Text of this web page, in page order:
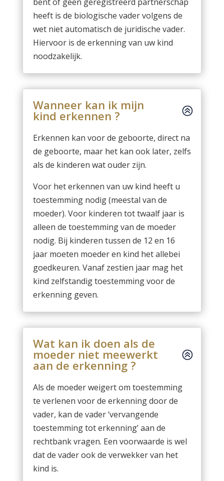
heeft is de biologische vader volgens de
wet niet automatisch de juridische vader.
Hiervoor is de erkenning van uw kind
noodzakelijk.
Wanneer kan ik mijn
kind erkennen ?
Erkennen kan voor de geboorte, direct na
de geboorte, maar het kan ook later, zelfs
als de kinderen wat ouder zijn.
Voor het erkennen van uw kind heeft u
toestemming nodig (meestal van de
moeder). Voor kinderen tot twaalf jaar is
alleen de toestemming van de moeder
nodig. Bij kinderen tussen de 12 en 16
jaar moeten moeder en kind het allebei
goedkeuren. Vanaf zestien jaar mag het
kind zelfstandig toestemming voor de
erkenning geven.
Wat kan ik doen als de
moeder niet meewerkt
aan de erkenning ?
Als de moeder weigert om toestemming
te verlenen voor de erkenning door de
vader, kan de vader ‘vervangende
toestemming tot erkenning’ aan de
rechtbank vragen. Een voorwaarde is wel
dat de vader ook de verwekker van het
kind is.